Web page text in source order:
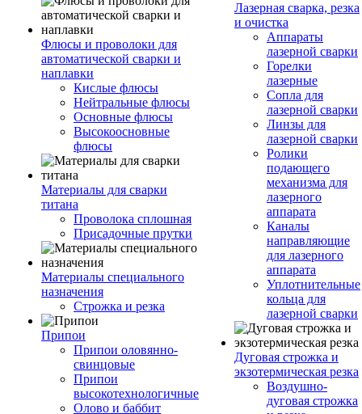
Флюсы и проволоки для
автоматической сварки и
наплавки
Кислые флюсы
Нейтральные флюсы
Основные флюсы
Высокоосновные
флюсы
Материалы для сварки
титана
Проволока сплошная
Присадочные прутки
Материалы специального
назначения
Строжка и резка
Припои
Припои оловянно-
свинцовые
Припои
высокотехнологичные
Олово и баббит
Лазерная сварка, резка
и очистка
Аппараты
лазерной сварки
Горелки
лазерные
Сопла для
лазерной сварки
Линзы для
лазерной сварки
Ролики
подающего
механизма для
лазерного
аппарата
Каналы
направляющие
для лазерного
аппарата
Уплотнительные
кольца для
лазерной сварки
Дуговая строжка и
экзотермическая резка
Воздушно-
дуговая строжка